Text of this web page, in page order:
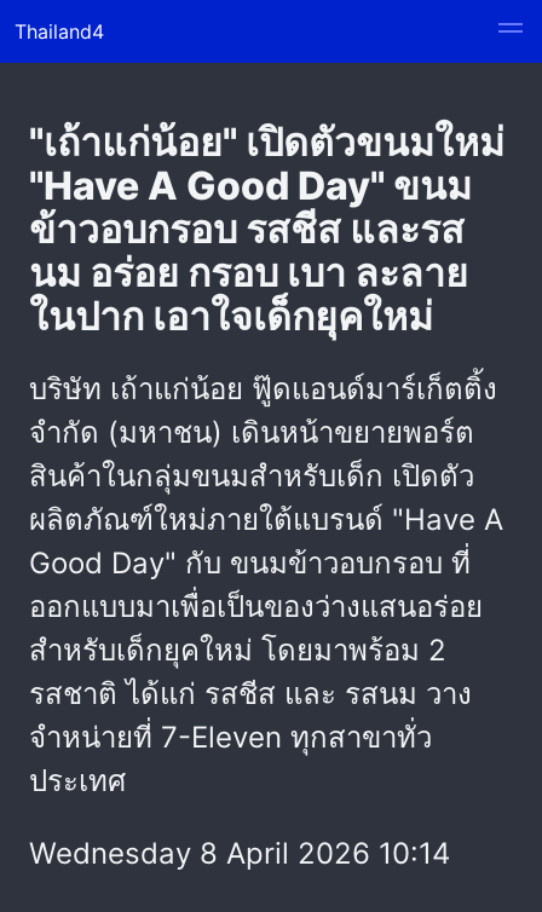
Thailand4
"เถ้าแก่น้อย" เปิดตัวขนมใหม่
"Have A Good Day" ขนม
ข้าวอบกรอบ รสชีส และรส
นม อร่อย กรอบ เบา ละลาย
ในปาก เอาใจเด็กยุคใหม่
บริษัท เถ้าแก่น้อย ฟู๊ดแอนด์มาร์เก็ตติ้ง
จำกัด (มหาชน) เดินหน้าขยายพอร์ต
สินค้าในกลุ่มขนมสำหรับเด็ก เปิดตัว
ผลิตภัณฑ์ใหม่ภายใต้แบรนด์ "Have A
Good Day" กับ ขนมข้าวอบกรอบ ที่
ออกแบบมาเพื่อเป็นของว่างแสนอร่อย
สำหรับเด็กยุคใหม่ โดยมาพร้อม 2
รสชาติ ได้แก่ รสชีส และ รสนม วาง
จำหน่ายที่ 7-Eleven ทุกสาขาทั่ว
ประเทศ
Wednesday 8 April 2026 10:14